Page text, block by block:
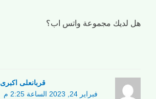
هل لديك مجموعة واتس اب؟
قربانعلی اکبری
فبراير 24, 2023 الساعة 2:25 م